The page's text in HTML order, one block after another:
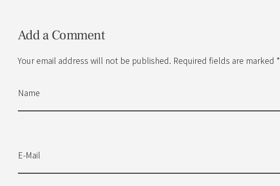
Add a Comment
Your email address will not be published. Required fields are marked *
Name
E-Mail